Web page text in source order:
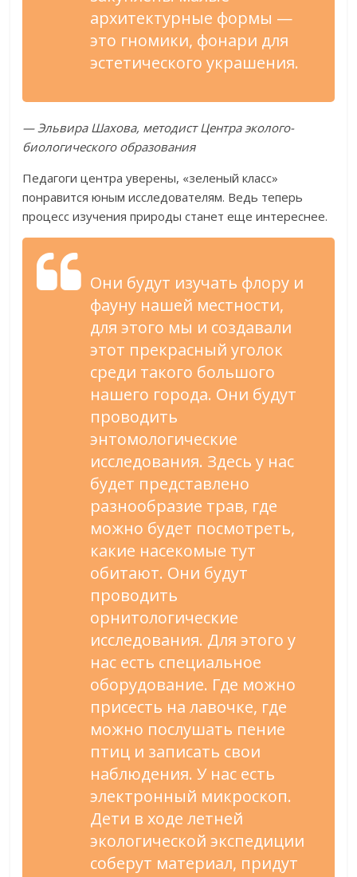
архитектурные формы —
это гномики, фонари для
эстетического украшения.
— Эльвира Шахова, методист Центра эколого-
биологического образования
Педагоги центра уверены, «зеленый класс»
понравится юным исследователям. Ведь теперь
процесс изучения природы станет еще интереснее.
Они будут изучать флору и
фауну нашей местности,
для этого мы и создавали
этот прекрасный уголок
среди такого большого
нашего города. Они будут
проводить
энтомологические
исследования. Здесь у нас
будет представлено
разнообразие трав, где
можно будет посмотреть,
какие насекомые тут
обитают. Они будут
проводить
орнитологические
исследования. Для этого у
нас есть специальное
оборудование. Где можно
присесть на лавочке, где
можно послушать пение
птиц и записать свои
наблюдения. У нас есть
электронный микроскоп.
Дети в ходе летней
экологической экспедиции
соберут материал, придут